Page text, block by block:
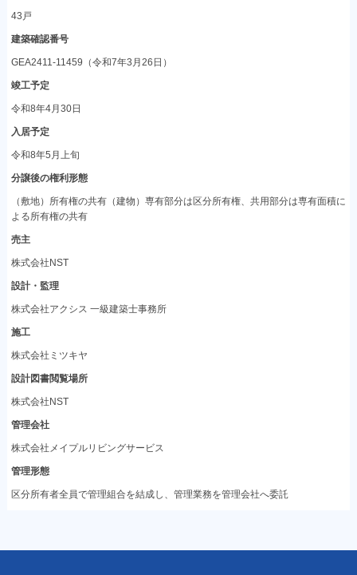
43戸
建築確認番号
GEA2411-11459（令和7年3月26日）
竣工予定
令和8年4月30日
入居予定
令和8年5月上旬
分譲後の権利形態
（敷地）所有権の共有（建物）専有部分は区分所有権、共用部分は専有面積に
よる所有権の共有
売主
株式会社NST
設計・監理
株式会社アクシス 一級建築士事務所
施工
株式会社ミツキヤ
設計図書閲覧場所
株式会社NST
管理会社
株式会社メイプルリビングサービス
管理形態
区分所有者全員で管理組合を結成し、管理業務を管理会社へ委託